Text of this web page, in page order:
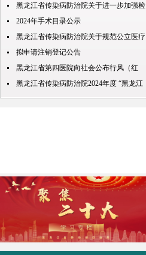
黑龙江省传染病防治院关于进一步加强检
查检验结果互认项目的公示
2024年手术目录公示
黑龙江省传染病防治院关于规范公立医疗
机构预交金管理工作实施情况的通知
拟申请注销登记公告
黑龙江省第四医院向社会公布行风（红
包） 问题投诉举报电话
黑龙江省传染病防治院2024年度 “黑龙江
人才周”公开招聘 拟录取人员名单公示